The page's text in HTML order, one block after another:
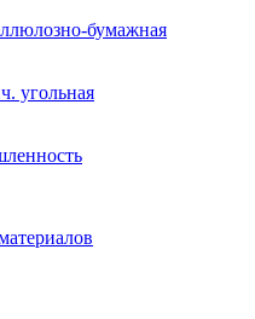
бумажная
угольная